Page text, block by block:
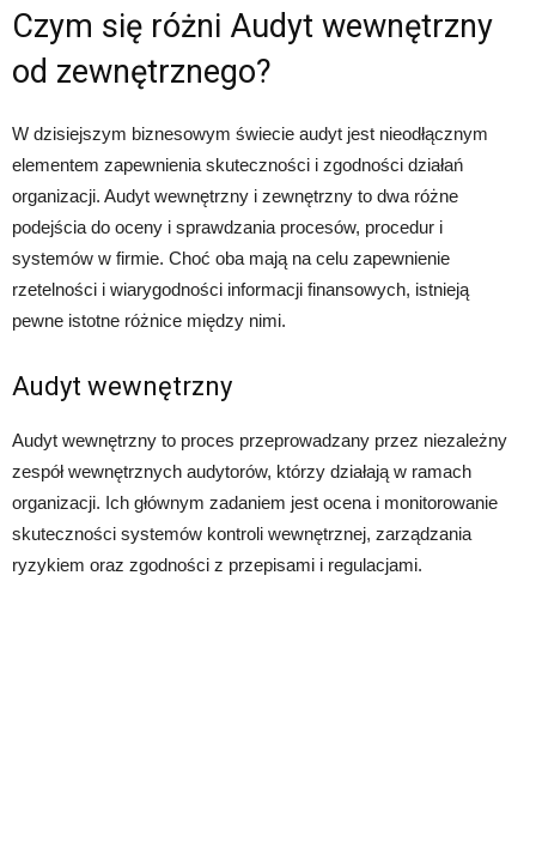
Czym się różni Audyt wewnętrzny
od zewnętrznego?
W dzisiejszym biznesowym świecie audyt jest nieodłącznym
elementem zapewnienia skuteczności i zgodności działań
organizacji. Audyt wewnętrzny i zewnętrzny to dwa różne
podejścia do oceny i sprawdzania procesów, procedur i
systemów w firmie. Choć oba mają na celu zapewnienie
rzetelności i wiarygodności informacji finansowych, istnieją
pewne istotne różnice między nimi.
Audyt wewnętrzny
Audyt wewnętrzny to proces przeprowadzany przez niezależny
zespół wewnętrznych audytorów, którzy działają w ramach
organizacji. Ich głównym zadaniem jest ocena i monitorowanie
skuteczności systemów kontroli wewnętrznej, zarządzania
ryzykiem oraz zgodności z przepisami i regulacjami.